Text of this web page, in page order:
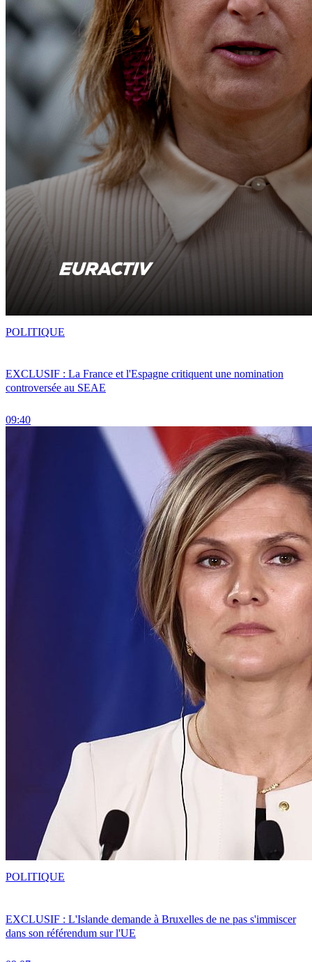
EXCLUSIF : La France et l'Espagne critiquent une nomination
controversée au SEAE
09:40
POLITIQUE
EXCLUSIF : L'Islande demande à Bruxelles de ne pas s'immiscer
dans son référendum sur l'UE
POLITIQUE